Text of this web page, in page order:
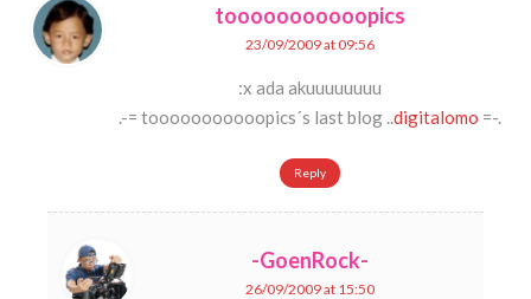
tooooooooooopics
23/09/2009 at 09:56
:x ada akuuuuuuuu
.-= tooooooooooopics´s last blog ..digitalomo =-.
Reply
-GoenRock-
26/09/2009 at 15:50